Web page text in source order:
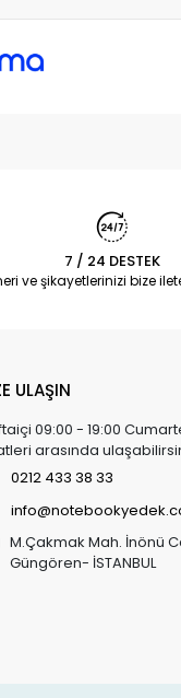
7 / 24 DESTEK
ve şikayetlerinizi bize
ULAŞIN
09:00 - 19:00
arasında
0212 433 38 33
M.Çakmak Mah. İnönü
Güngören- İSTANBUL